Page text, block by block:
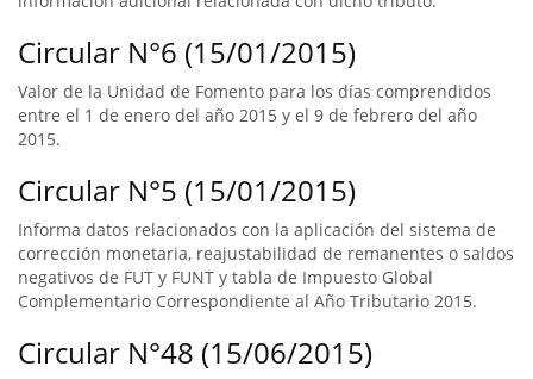
Circular N°6 (15/01/2015)
Valor de la Unidad de Fomento para los días comprendidos
entre el 1 de enero del año 2015 y el 9 de febrero del año
2015.
Circular N°5 (15/01/2015)
Informa datos relacionados con la aplicación del sistema de
corrección monetaria, reajustabilidad de remanentes o saldos
negativos de FUT y FUNT y tabla de Impuesto Global
Complementario Correspondiente al Año Tributario 2015.
Circular N°48 (15/06/2015)